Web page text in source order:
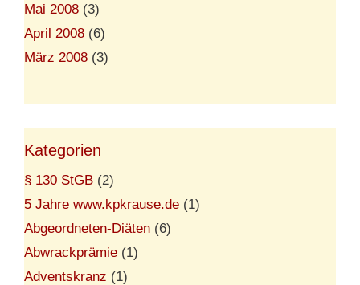
Mai 2008 (3)
April 2008 (6)
März 2008 (3)
Kategorien
§ 130 StGB (2)
5 Jahre www.kpkrause.de (1)
Abgeordneten-Diäten (6)
Abwrackprämie (1)
Adventskranz (1)